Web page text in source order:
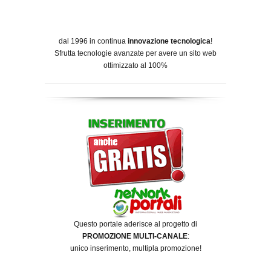
dal 1996 in continua innovazione tecnologica!
Sfrutta tecnologie avanzate per avere un sito web
ottimizzato al 100%
Questo portale aderisce al progetto di
PROMOZIONE MULTI-CANALE:
unico inserimento, multipla promozione!